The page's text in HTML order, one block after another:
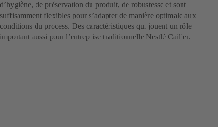
d’hygiène, de préservation du produit, de robustesse et sont
suffisamment flexibles pour s’adapter de manière optimale aux
conditions du process. Des caractéristiques qui jouent un rôle
important aussi pour l’entreprise traditionnelle Nestlé Cailler.